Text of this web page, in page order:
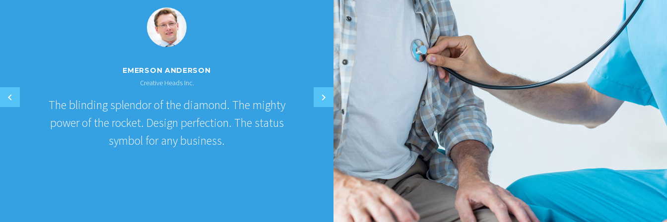
EMERSON ANDERSON
Creative Heads Inc.
The blinding splendor of the diamond. The mighty
power of the rocket. Design perfection. The status
symbol for any business.
EMERSON ANDERSON
Creative Heads Inc.
The blinding splendor of the diamond. The mighty
power of the rocket. Design perfection. The status
symbol for any business.